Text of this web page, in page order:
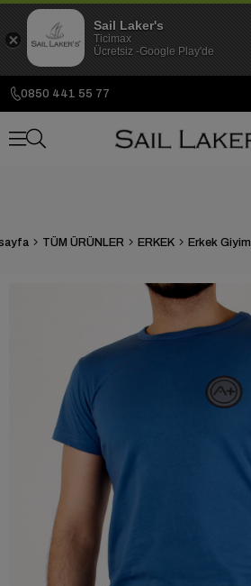
0850 441 55 77
TÜM ÜRÜNLER ERKEK Erkek Giyim
Sail Laker's
Ticimax
Ücretsiz -Google Play'de